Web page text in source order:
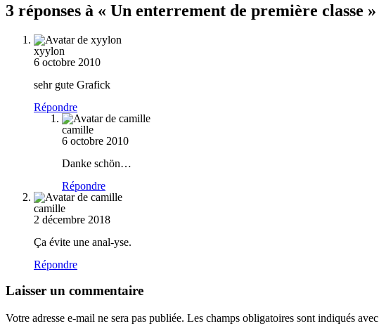
3 réponses à « Un enterrement de première classe »
xyylon
6 octobre 2010
sehr gute Grafick
Répondre
camille
6 octobre 2010
Danke schön…
Répondre
camille
2 décembre 2018
Ça évite une anal-yse.
Répondre
Laisser un commentaire
Votre adresse e-mail ne sera pas publiée. Les champs obligatoires sont indiqués avec